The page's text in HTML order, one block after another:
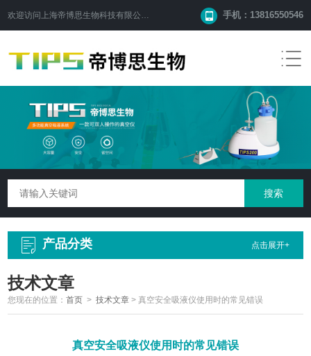
欢迎访问 上海帝博思生物科技有限公司 手机：13816550546
产品分类 点击展开+
技术文章
您现在的位置：首页 >技术文章 >真空安全吸液仪使用时的常见错误
真空安全吸液仪使用时的常见错误